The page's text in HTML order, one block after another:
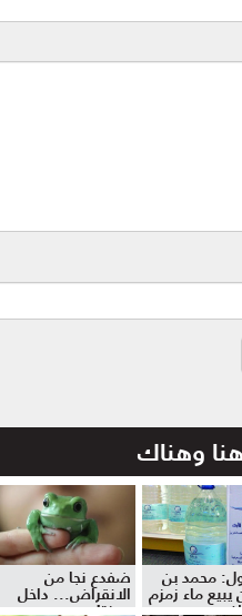
وهناك
محمد بن
ماء زمزم
ضفدع نجا من
الانقراض... داخل
موزة!